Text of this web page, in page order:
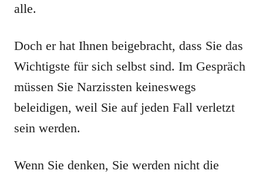
alle.
Doch er hat Ihnen beigebracht, dass Sie das
Wichtigste für sich selbst sind. Im Gespräch
müssen Sie Narzissten keineswegs
beleidigen, weil Sie auf jeden Fall verletzt
sein werden.
Wenn Sie denken, Sie werden nicht die